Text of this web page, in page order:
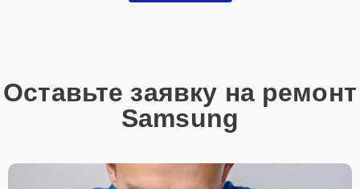
Оставьте заявку на ремонт
Samsung